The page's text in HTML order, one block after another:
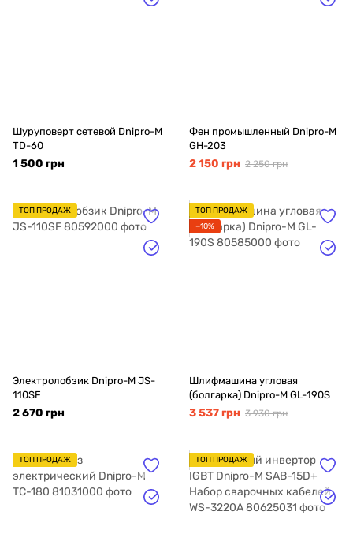
Шуруповерт сетевой Dnipro-M
TD-60
1 500 грн
Фен промышленный Dnipro-M
GH-203
2 150 грн 2 250 грн
ТОП ПРОДАЖ
Электролобзик Dnipro-M JS-
110SF
2 670 грн
ТОП ПРОДАЖ
−10%
Шлифмашина угловая
(болгарка) Dnipro-M GL-190S
3 537 грн 3 930 грн
ТОП ПРОДАЖ ТОП ПРОДАЖ